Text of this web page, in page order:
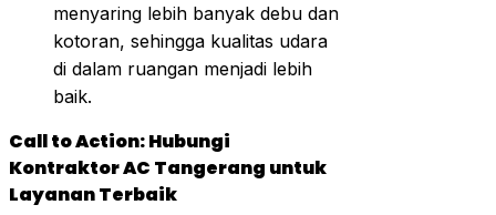
menyaring lebih banyak debu dan
kotoran, sehingga kualitas udara
di dalam ruangan menjadi lebih
baik.
Call to Action: Hubungi
Kontraktor AC Tangerang untuk
Layanan Terbaik